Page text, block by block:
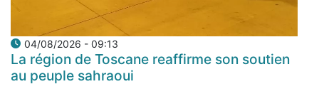
04/08/2026 - 09:13
La région de Toscane reaffirme son soutien
au peuple sahraoui